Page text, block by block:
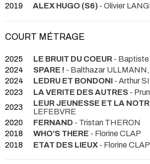
2019
ALEX HUGO (S6) - Olivier
COURT MÉTRAGE
2025 LE BRUIT DU COEUR -
2024
SPARE ! - Balthazar
2024
LEDRU ET BONDONI - Arthur
2023
LA VERITE DES AUTRES -
2023
LEUR JEUNESSE ET LA
LEFEBVRE
2020
FERNAND - Tristan THERON
2018
WHO’S THERE - Florine CLAP
2018
ETAT DES LIEUX - Florine CLAP